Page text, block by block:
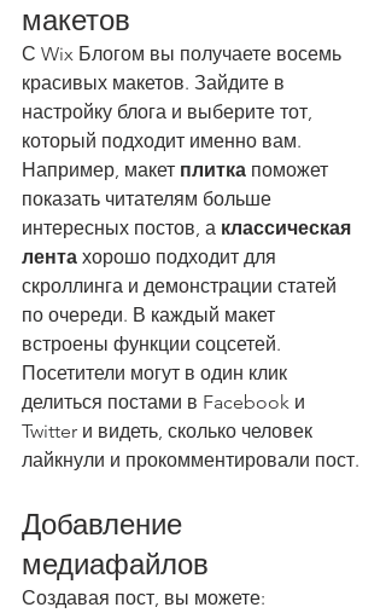
макетов
С Wix Блогом вы получаете восемь
красивых макетов. Зайдите в
настройку блога и выберите тот,
который подходит именно вам.
Например, макет плитка поможет
показать читателям больше
интересных постов, а классическая
лента хорошо подходит для
скроллинга и демонстрации статей
по очереди. В каждый макет
встроены функции соцсетей.
Посетители могут в один клик
делиться постами в Facebook и
Twitter и видеть, сколько человек
лайкнули и прокомментировали пост.
Добавление
медиафайлов
Создавая пост, вы можете: